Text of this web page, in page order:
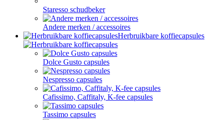
Staresso schudbeker
Andere merken / accessoires
Herbruikbare koffiecapsules
Dolce Gusto capsules
Nespresso capsules
Cafissimo, Caffitaly, K-fee capsules
Tassimo capsules